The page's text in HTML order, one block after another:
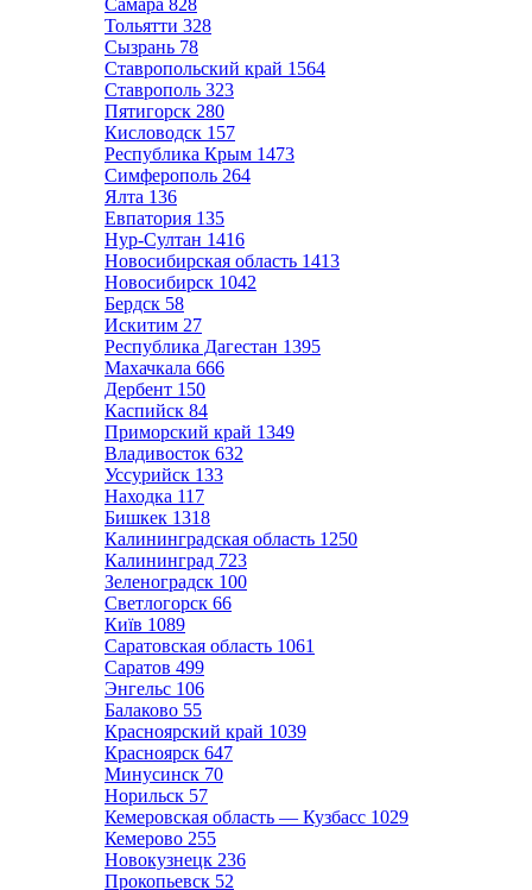
Самара 828
Тольятти 328
Сызрань 78
Ставропольский край 1564
Ставрополь 323
Пятигорск 280
Кисловодск 157
Республика Крым 1473
Симферополь 264
Ялта 136
Евпатория 135
Нур-Султан 1416
Новосибирская область 1413
Новосибирск 1042
Бердск 58
Искитим 27
Республика Дагестан 1395
Махачкала 666
Дербент 150
Каспийск 84
Приморский край 1349
Владивосток 632
Уссурийск 133
Находка 117
Бишкек 1318
Калининградская область 1250
Калининград 723
Зеленоградск 100
Светлогорск 66
Київ 1089
Саратовская область 1061
Саратов 499
Энгельс 106
Балаково 55
Красноярский край 1039
Красноярск 647
Минусинск 70
Норильск 57
Кемеровская область — Кузбасс 1029
Кемерово 255
Новокузнецк 236
Прокопьевск 52